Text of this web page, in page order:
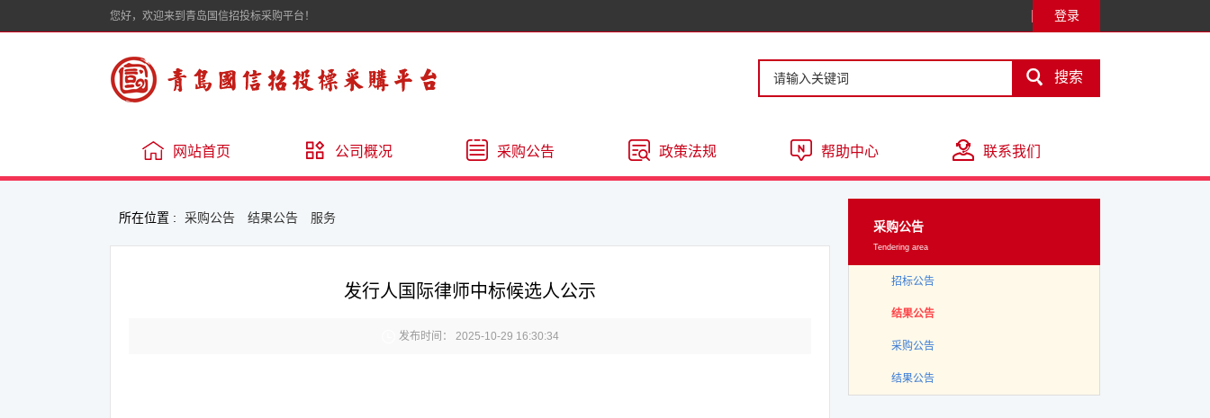
您好，欢迎来到青岛国信招投标采购平台！ 登录
 搜索
网站首页 公司概况 采购公告 政策法规 帮助中心 联系我们
所在位置 : 采购公告 结果公告 服务
发行人国际律师中标候选人公示
发布时间： 2025-10-29 16:30:34
采购公告
Tendering area
招标公告
结果公告
采购公告
结果公告